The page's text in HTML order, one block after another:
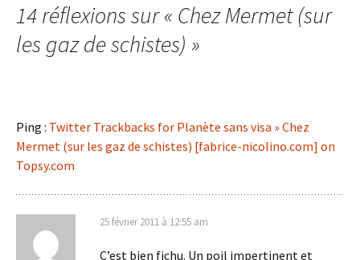
articles
14 réflexions sur « Chez Mermet (sur
les gaz de schistes) »
Ping : Twitter Trackbacks for Planète sans visa » Chez
Mermet (sur les gaz de schistes) [fabrice-nicolino.com] on
Topsy.com
25 février 2011 à 12:55 am
C’est bien fichu. Un poil impertinent et